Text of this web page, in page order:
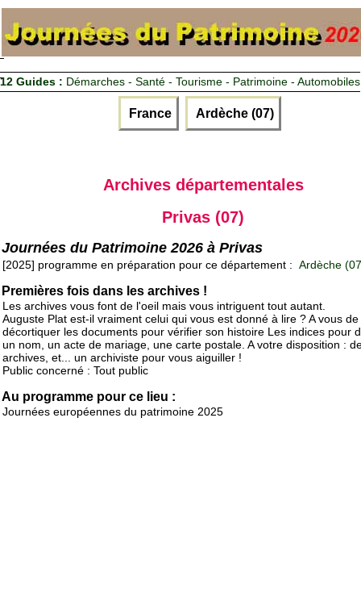
12 Guides : Démarches - Santé - Tourisme - Patrimoine - Automobiles
France Ardèche (07)
Archives départementales
Privas (07)
Journées du Patrimoine 2026 à Privas
[2025] programme en préparation pour ce département : Ardèche
Premières fois dans les archives !
Les archives vous font de l'oeil mais vous intriguent tout autant.
Auguste Plat est-il vraiment celui qui vous est donné à lire ? A vous de
décortiquer les documents pour vérifier son histoire Les indices pour
un nom, un acte de mariage, une carte postale. A votre disposition :
archives, et... un archiviste pour vous aiguiller !
Public concerné : Tout public
Au programme pour ce lieu :
Journées européennes du patrimoine 2025